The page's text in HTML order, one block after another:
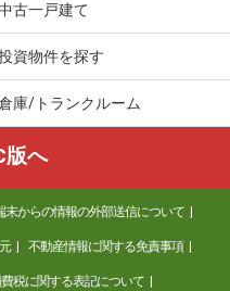
市東淀川区菅原２
目
古一戸建て
資物件を探す
庫/トランクルーム
版へ
末からの情報の外部送信について
不動産情報に関する免責事項
税に関する表記について